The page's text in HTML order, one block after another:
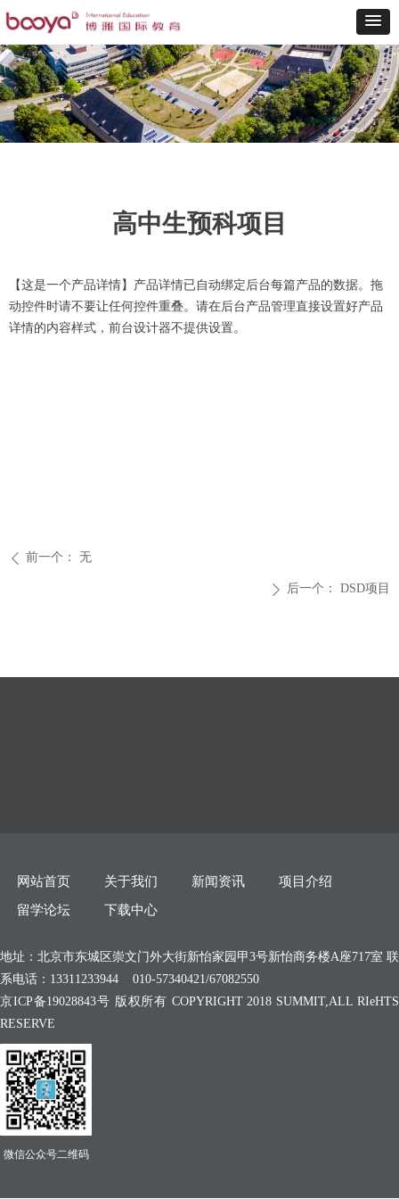
高中生预科项目
【这是一个产品详情】产品详情已自动绑定后台每篇产品的数据。拖
动控件时请不要让任何控件重叠。请在后台产品管理直接设置好产品
详情的内容样式，前台设计器不提供设置。
ꄴ 前一个： 无
ꄲ 后一个： DSD项目
网站首页 关于我们 新闻资讯
项目介绍
留学论坛
下载中心
地址：北京市东城区崇文门外大街新怡家园甲3号新怡商务楼A座717室 联
系电话：13311233944 010-57340421/67082550
京ICP备19028843号 版权所有 COPYRIGHT 2018 SUMMIT,ALL RIeHTS
RESERVE
微信公众号二维码